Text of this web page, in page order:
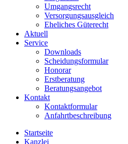
Umgangsrecht
Versorgungsausgleich
Eheliches Güterecht
Aktuell
Service
Downloads
Scheidungsformular
Honorar
Erstberatung
Beratungsangebot
Kontakt
Kontaktformular
Anfahrtbeschreibung
Startseite
Kanzlei